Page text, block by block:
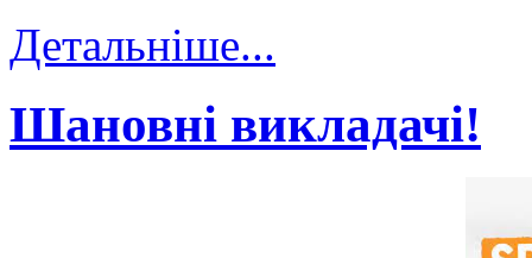
Детальніше...
Шановні викладачі!